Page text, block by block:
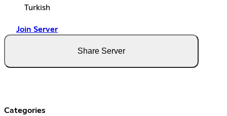
Turkish
Join Server
Share Server
Categories